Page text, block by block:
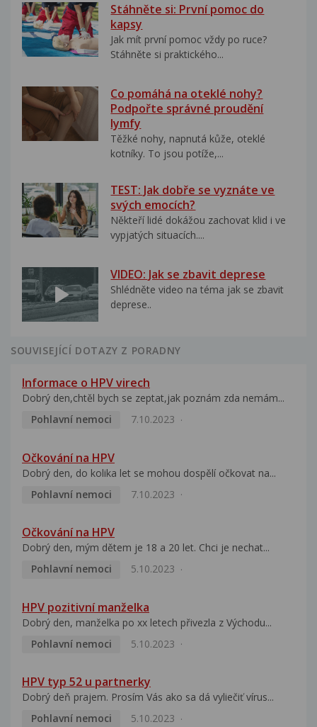
Stáhněte si: První pomoc do
kapsy
Jak mít první pomoc vždy po ruce?
Stáhněte si praktického...
Co pomáhá na oteklé nohy?
Podpořte správné proudění
lymfy
Těžké nohy, napnutá kůže, oteklé
kotníky. To jsou potíže,...
TEST: Jak dobře se vyznáte ve
svých emocích?
Někteří lidé dokážou zachovat klid i ve
vypjatých situacích....
VIDEO: Jak se zbavit deprese
Shlédněte video na téma jak se zbavit
deprese..
SOUVISEJÍCÍ DOTAZY Z PORADNY
Informace o HPV virech
Dobrý den,chtěl bych se zeptat,jak poznám zda nemám...
Pohlavní nemoci
7.10.2023
Očkování na HPV
Dobrý den, do kolika let se mohou dospělí očkovat na...
Pohlavní nemoci
7.10.2023
Očkování na HPV
Dobrý den, mým dětem je 18 a 20 let. Chci je nechat...
Pohlavní nemoci
5.10.2023
HPV pozitivní manželka
Dobrý den, manželka po xx letech přivezla z Východu...
Pohlavní nemoci
5.10.2023
HPV typ 52 u partnerky
Dobrý deň prajem. Prosím Vás ako sa dá vyliečiť vírus...
Pohlavní nemoci
5.10.2023